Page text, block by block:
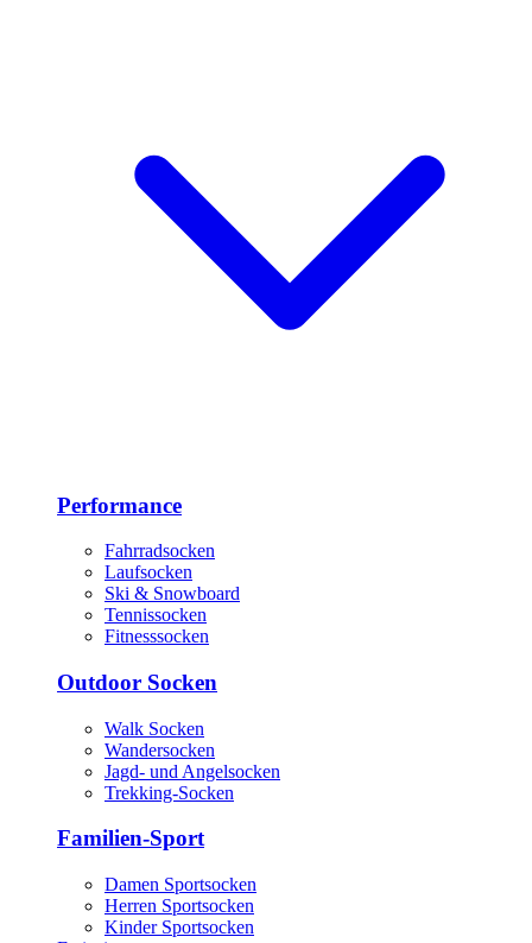
Performance
Fahrradsocken
Laufsocken
Ski & Snowboard
Tennissocken
Fitnesssocken
Outdoor Socken
Walk Socken
Wandersocken
Jagd- und Angelsocken
Trekking-Socken
Familien-Sport
Damen Sportsocken
Herren Sportsocken
Kinder Sportsocken